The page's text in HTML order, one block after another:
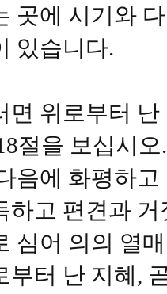
곳에 시기와
있습니다.
면 위로부터
절을 보십시
음에 화평하
하고 편견과
심어 의의 열
부터 난 지혜,